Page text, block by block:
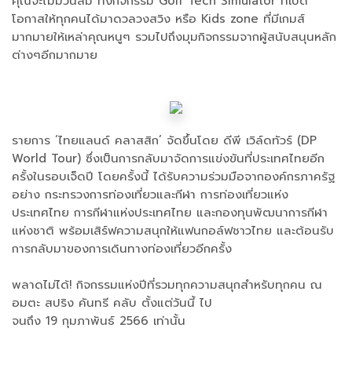
โอกาสให้ทุกคนได้มาดวลวงสวิง หรือ Kids zone ที่มีเกมส์
มากมายให้เหล่าคุณหนูๆ รวมไปถึงมุมกิจกรรมจากผู้สนับสนุนหลัก
ต่างๆอีกมากมาย
รายการ ‘ไทยแลนด์ คลาสสิก’ จัดขึ้นโดย ดีพี เวิล์ดทัวร์ (DP
World Tour) ซึ่งเป็นการกลับมาจัดการแข่งขันที่ประเทศไทยอีก
ครั้งในรอบเจ็ดปี โดยครั้งนี้ ได้รับความร่วมมือจากองค์กรภาครัฐ
อย่าง กระทรวงการท่องเที่ยวและกีฬา การท่องเที่ยวแห่ง
ประเทศไทย การกีฬาแห่งประเทศไทย และกองทุนพัฒนาการกีฬา
แห่งชาติ พร้อมเสิร์ฟความสนุกให้แฟนกอล์ฟชาวไทย และต้อนรับ
การกลับมาของการเดินทางท่องเที่ยวอีกครั้ง
พลาดไม่ได้! กิจกรรมแห่งปีที่รวมทุกความสนุกสำหรับทุกคน ณ
อมตะ สปริง คันทรี คลับ ตั้งแต่วันนี้ ไป
จนถึง 19 กุมภาพันธ์ 2566 เท่านั้น